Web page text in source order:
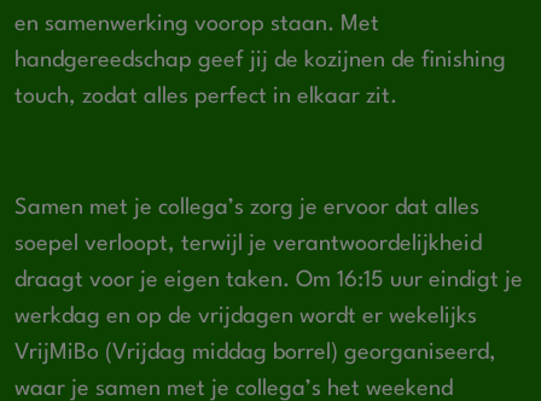
en samenwerking voorop staan. Met
handgereedschap geef jij de kozijnen de finishing
touch, zodat alles perfect in elkaar zit.
Samen met je collega’s zorg je ervoor dat alles
soepel verloopt, terwijl je verantwoordelijkheid
draagt voor je eigen taken. Om 16:15 uur eindigt je
werkdag en op de vrijdagen wordt er wekelijks
VrijMiBo (Vrijdag middag borrel) georganiseerd,
waar je samen met je collega’s het weekend